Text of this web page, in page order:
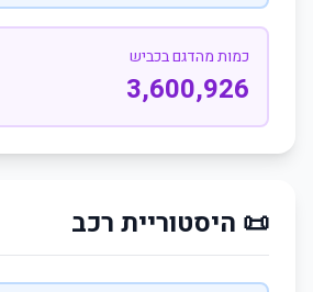
כמות מהדגם בכביש
3,600,926
📜 היסטוריית רכב